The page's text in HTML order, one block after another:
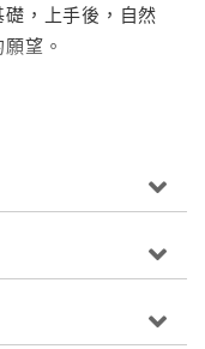
，上手後，自然
望。
在「神奇繪畫